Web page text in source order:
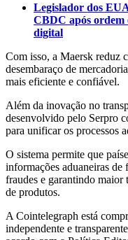
Legislador dos
CBDC após
digital
Com isso, a Maersk reduz
desembaraço de
mais eficiente e confiável.
Além da inovação no
desenvolvido pelo Serpro
para unificar os processos
O sistema permite que
informações aduaneiras de
fraudes e garantindo maior
de produtos.
A Cointelegraph está
independente e